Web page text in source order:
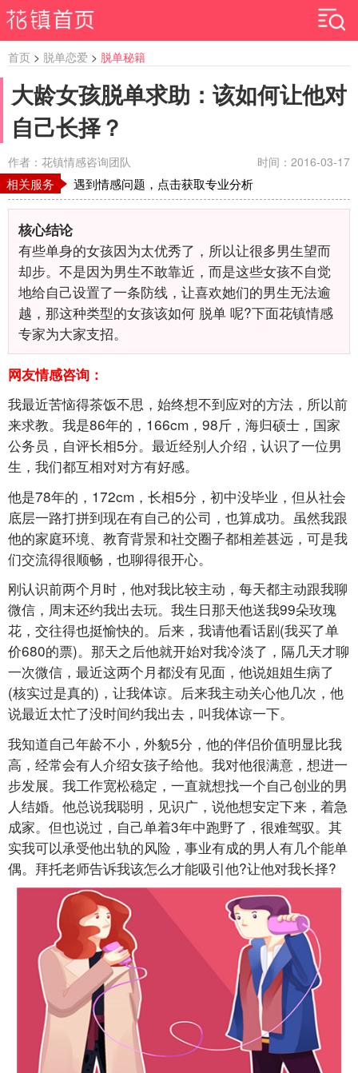
首页 > 脱单恋爱 > 脱单秘籍
大龄女孩脱单求助：该如何让他对
自己长择？
作者：花镇情感咨询团队 时间：2016-03-17
相关服务 遇到情感问题，点击获取专业分析
核心结论
有些单身的女孩因为太优秀了，所以让很多男生望而
却步。不是因为男生不敢靠近，而是这些女孩不自觉
地给自己设置了一条防线，让喜欢她们的男生无法逾
越，那这种类型的女孩该如何 脱单 呢?下面花镇情感
专家为大家支招。
网友情感咨询：
我最近苦恼得茶饭不思，始终想不到应对的方法，所以前
来求教。我是86年的，166cm，98斤，海归硕士，国家
公务员，自评长相5分。最近经别人介绍，认识了一位男
生，我们都互相对对方有好感。
他是78年的，172cm，长相5分，初中没毕业，但从社会
底层一路打拼到现在有自己的公司，也算成功。虽然我跟
他的家庭环境、教育背景和社交圈子都相差甚远，可是我
们交流得很顺畅，也聊得很开心。
刚认识前两个月时，他对我比较主动，每天都主动跟我聊
微信，周末还约我出去玩。我生日那天他送我99朵玫瑰
花，交往得也挺愉快的。后来，我请他看话剧(我买了单
价680的票)。那天之后他就开始对我冷淡了，隔几天才聊
一次微信，最近这两个月都没有见面，他说姐姐生病了
(核实过是真的)，让我体谅。后来我主动关心他几次，他
说最近太忙了没时间约我出去，叫我体谅一下。
我知道自己年龄不小，外貌5分，他的伴侣价值明显比我
高，经常会有人介绍女孩子给他。我对他很满意，想进一
步发展。我工作宽松稳定，一直就想找一个自己创业的男
人结婚。他总说我聪明，见识广，说他想安定下来，着急
成家。但也说过，自己单着3年中跑野了，很难驾驭。其
实我可以承受他出轨的风险，事业有成的男人有几个能单
偶。拜托老师告诉我该怎么才能吸引他?让他对我长择?